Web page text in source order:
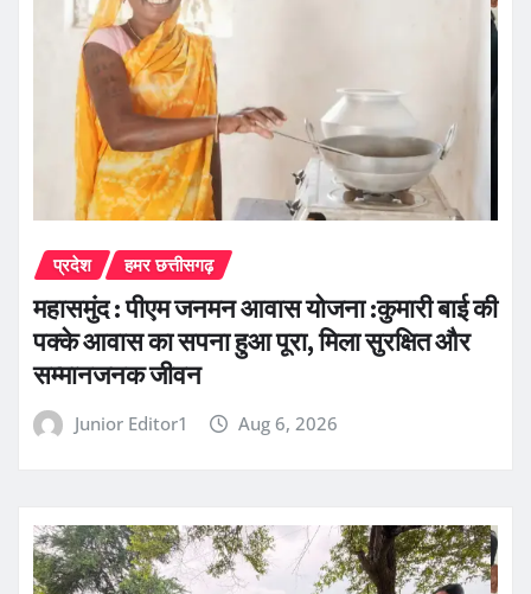
प्रदेश हमर छत्तीसगढ़
महासमुंद : पीएम जनमन आवास योजना :कुमारी बाई की
पक्के आवास का सपना हुआ पूरा, मिला सुरक्षित और
सम्मानजनक जीवन
Junior Editor1 Aug 6, 2026